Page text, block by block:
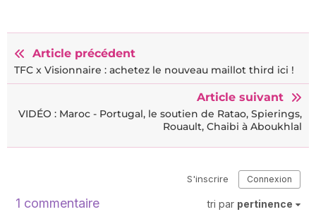
Article précédent
TFC x Visionnaire : achetez le nouveau maillot third ici !
Article suivant
VIDÉO : Maroc - Portugal, le soutien de Ratao, Spierings,
Rouault, Chaibi à Aboukhlal